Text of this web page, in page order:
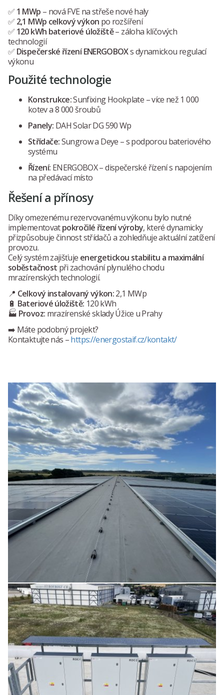
✅ 1 MWp – nová FVE na střeše nové haly
✅ 2,1 MWp celkový výkon po rozšíření
✅ 120 kWh bateriové úložiště– záloha klíčových
technologií
✅ Dispečerské řízení ENERGOBOXs dynamickou regulací
výkonu
Použité technologie
Konstrukce:Sunfixing Hookplate – více než 1 000
kotev a 8 000 šroubů
Panely: DAH Solar DG 590 Wp
Střídače:Sungrow a Deye – s podporou bateriového
systému
Řízení: ENERGOBOX – dispečerské řízení s napojením
na předávací místo
Řešení a přínosy
Díky omezenému rezervovanému výkonu bylo nutné
implementovatpokročilé řízení výroby, které dynamicky
přizpůsobuje činnost střídačů a zohledňuje aktuální zatížení
provozu.
Celý systém zajišťuje energetickou stabilitu a maximální
soběstačnost při zachování plynulého chodu
mrazírenských technologií.
📍 Celkový instalovaný výkon:2,1 MWp
🔋 Bateriové úložiště: 120 kWh
🏭 Provoz: mrazírenské sklady Úžice u Prahy
➡️ Máte podobný projekt?
Kontaktujte nás –https://energostaif.cz/kontakt/